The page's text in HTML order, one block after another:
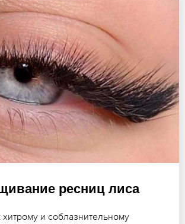
ресниц лиса
хитрому и соблазнительному